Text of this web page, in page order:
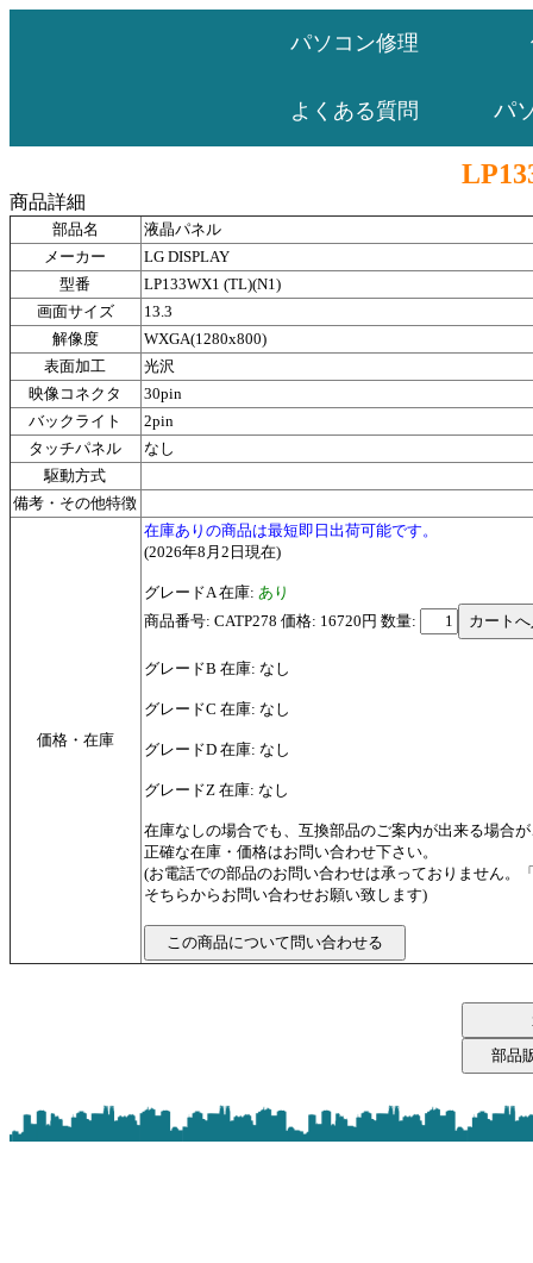
パソコン修理
よくある質問 パ
商品詳細
部品名
液晶パネル
メーカー
LG DISPLAY
型番
LP133WX1 (TL)(N1)
画面サイズ
13.3
解像度
WXGA(1280x800)
表面加工
光沢
映像コネクタ
30pin
バックライト
2pin
タッチパネル
なし
駆動方式
備考・その他特徴
価格・在庫
在庫ありの商品は最短即日出荷可能です。
(2026年8月2日現在)
グレードA 在庫: あり
商品番号: CATP278 価格: 16720円 数量:
グレードB 在庫: なし
グレードC 在庫: なし
グレードD 在庫: なし
グレードZ 在庫: なし
在庫なしの場合でも、互換部品のご案内が出来る場合
正確な在庫・価格はお問い合わせ下さい。
(お電話での部品のお問い合わせは承っておりません。
そちらからお問い合わせお願い致します)